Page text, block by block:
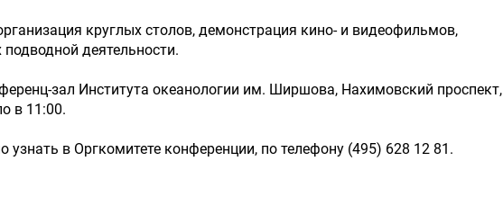
круглых столов, демонстрация кино- и видеофильмов,
деятельности.
зал Института океанологии им. Ширшова, Нахимовский проспект,
в 11:00.
в Оргкомитете конференции, по телефону (495) 628 12 81.